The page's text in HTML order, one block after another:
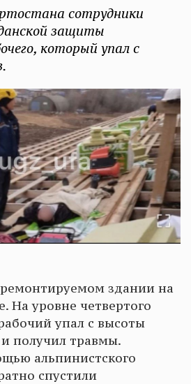
сотрудники
защиты
который упал с
здании на
На уровне четвертого
упал с высоты
получил травмы.
альпинистского
спустили